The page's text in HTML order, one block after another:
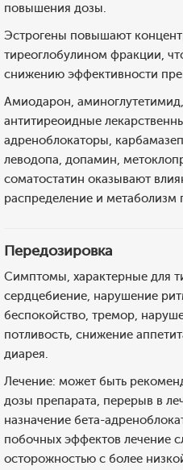
повышения дозы.
Эстрогены повышают
тиреоглобулином фракции,
снижению эффективности
Амиодарон,
антитиреоидные
адреноблокаторы,
леводопа, допамин,
соматостатин оказывают
распределение и метаболизм
Передозировка
Симптомы, характерные для
сердцебиение, нарушение
беспокойство, тремор,
потливость, снижение
диарея.
Лечение: может быть
дозы препарата, перерыв в
назначение бета-
побочных эффектов лечение
осторожностью с более